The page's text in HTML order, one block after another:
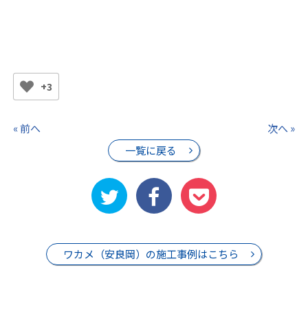
+3
« 前へ
一覧に戻る
次へ »
ワカメ（安良岡）の施工事例はこちら